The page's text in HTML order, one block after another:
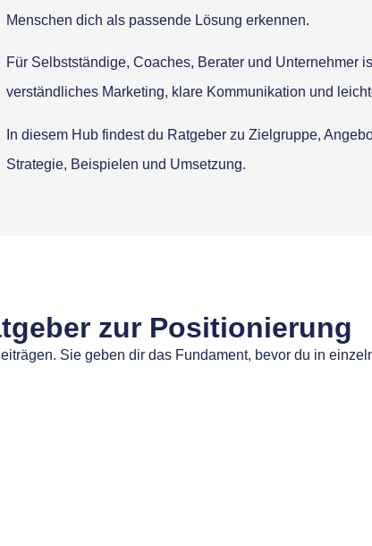
Menschen dich als passende Lösung erkennen.
Für Selbstständige, Coaches, Berater und Unternehmer
verständliches Marketing, klare Kommunikation und
In diesem Hub findest du Ratgeber zu Zielgruppe,
Strategie, Beispielen und Umsetzung.
zur Positionierung
Sie geben dir das Fundament, bevor du in